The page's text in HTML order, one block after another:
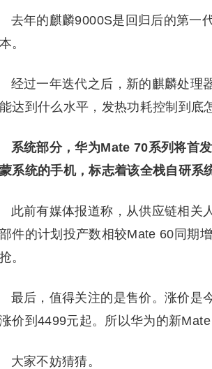
去年的麒麟9000S是回归后的第一
。
经过一年迭代之后，新的麒麟处理
达到什么水平，发热功耗控制到底
系统部分，华为Mate 70系列将首
系统的手机，标志着该全栈自研系
此前有媒体报道称，从供应链相关
件的计划投产数相较Mate 60同期
。
最后，值得关注的是售价。涨价是
价到4499元起。所以华为的新
大家不妨猜猜。